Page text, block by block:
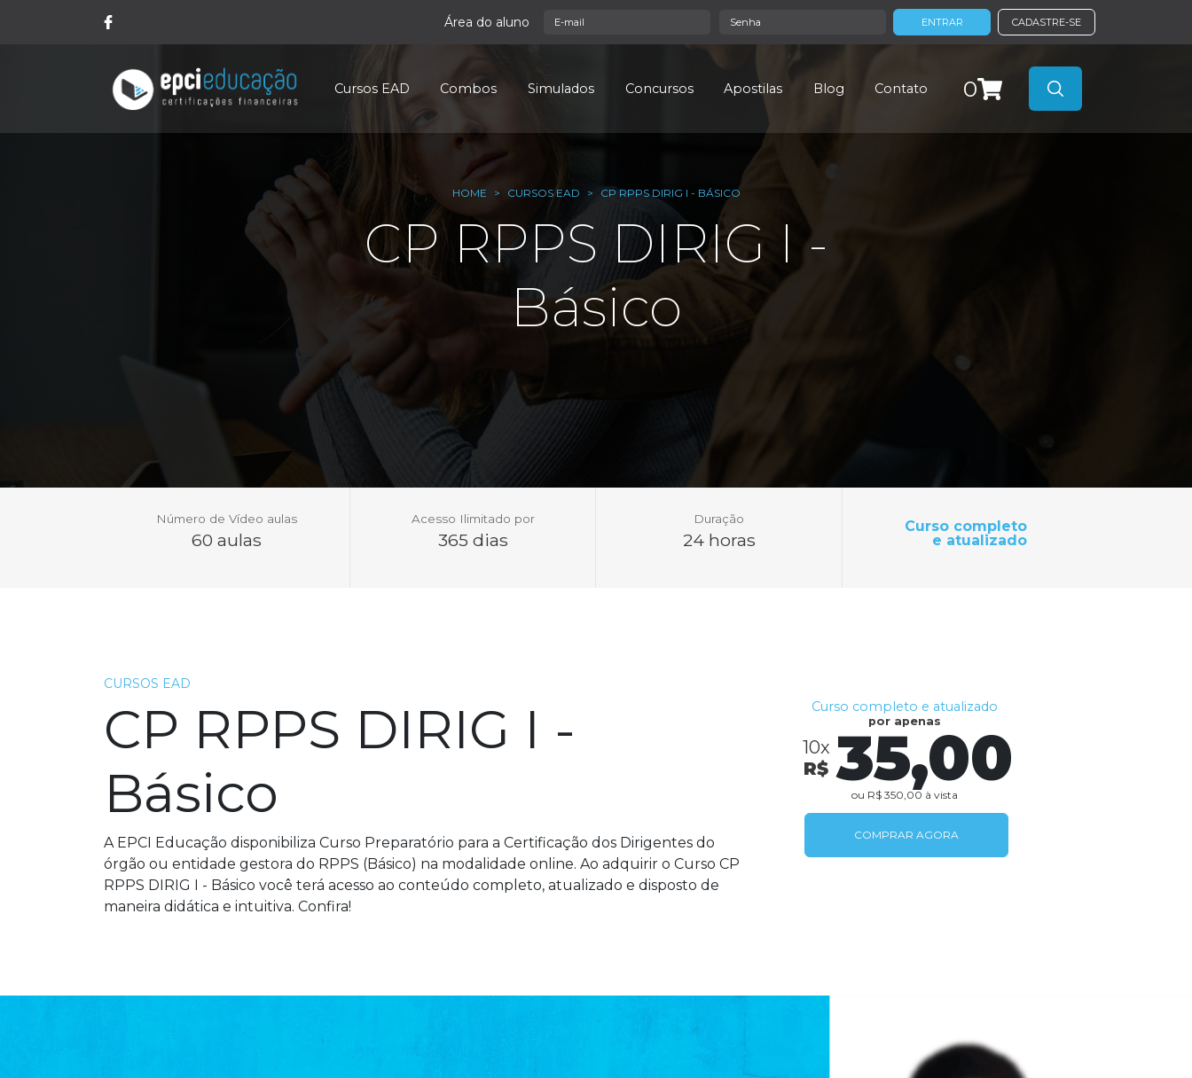
Área do aluno ENTRAR CADASTRE-SE
Cursos EAD Combos Simulados Concursos Apostilas Blog Contato 0
HOME CURSOS EAD CP RPPS DIRIG I - BÁSICO
CP RPPS DIRIG I -
Básico
Número de Vídeo aulas
60 aulas
Acesso Ilimitado por
365 dias
Duração
24 horas
Curso completo
e atualizado
CURSOS EAD
CP RPPS DIRIG I -
Básico
A EPCI Educação disponibiliza Curso Preparatório para a Certificação dos Dirigentes do
órgão ou entidade gestora do RPPS (Básico) na modalidade online. Ao adquirir o Curso CP
RPPS DIRIG I - Básico você terá acesso ao conteúdo completo, atualizado e disposto de
maneira didática e intuitiva. Confira!
Curso completo e atualizado
por apenas
10x
R$ 35,00
ou R$ 350,00 à vista
COMPRAR AGORA